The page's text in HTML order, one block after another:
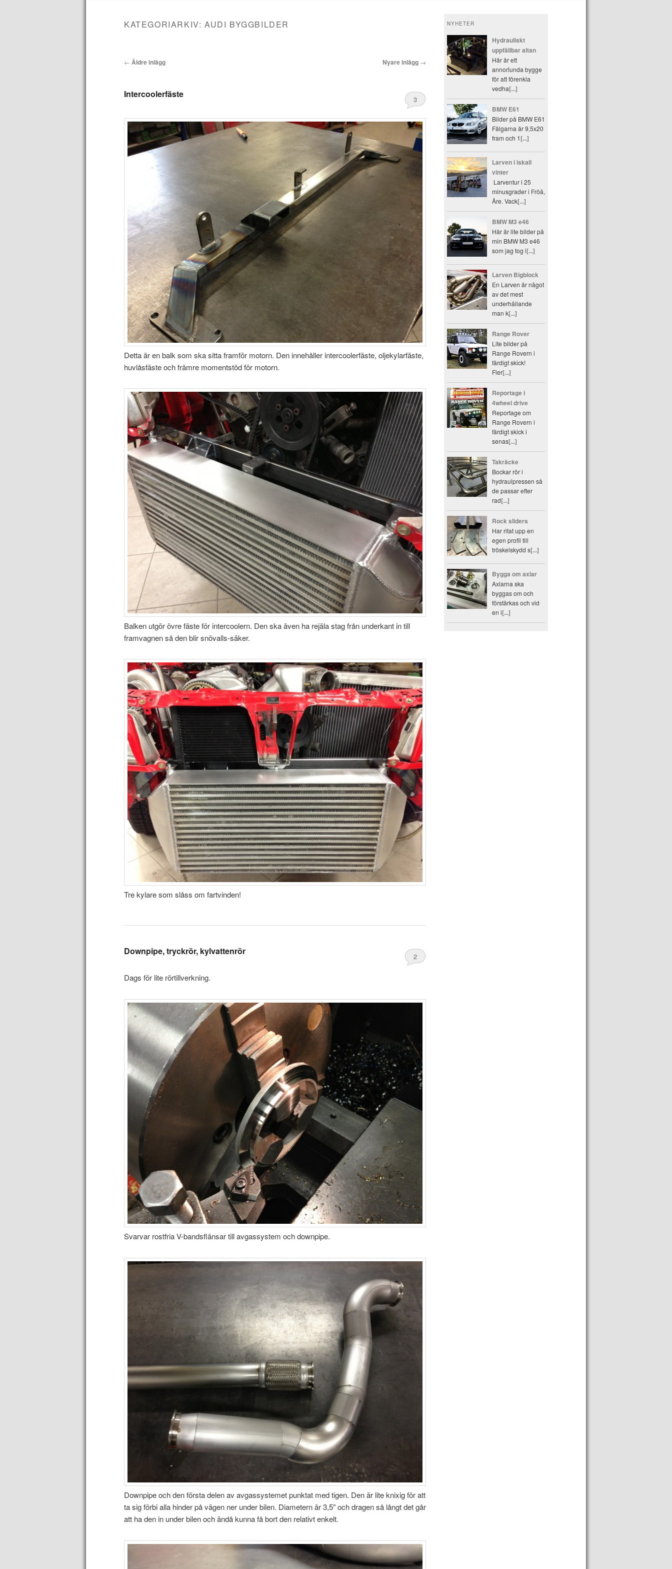
innehåll
KATEGORIARKIV:AUDI BYGGBILDER
Inläggsnavigering
← Äldre inlägg Nyare inlägg →
Intercoolerfäste 3
Detta är en balk som ska sitta framför motorn. Den innehåller intercoolerfäste, oljekylarfäste,
huvlåsfäste och främre momentstöd för motorn.
Balken utgör övre fäste för intercoolern. Den ska även ha rejäla stag från underkant in till
framvagnen så den blir snövalls-säker.
Tre kylare som slåss om fartvinden!
Downpipe, tryckrör, kylvattenrör 2
Dags för lite rörtillverkning.
Svarvar rostfria V-bandsflänsar till avgassystem och downpipe.
Downpipe och den första delen av avgassystemet punktat med tigen. Den är lite knixig för att
ta sig förbi alla hinder på vägen ner under bilen. Diametern är 3,5″ och dragen så långt det går
att ha den in under bilen och ändå kunna få bort den relativt enkelt.
NYHETER
Hydrauliskt
uppfällbar altan
Här är ett
annorlunda bygge
för att förenkla
vedha[...]
BMW E61
Bilder på BMW E61
Fälgarna är 9,5x20
fram och 1[...]
Larven i iskall
vinter
Larventur i 25
minusgrader i Fröå,
Åre. Vack[...]
BMW M3 e46
Här är lite bilder på
min BMW M3 e46
som jag tog i[...]
Larven Bigblock
En Larven är något
av det mest
underhållande
man k[...]
Range Rover
Lite bilder på
Range Rovern i
färdigt skick!
Fler[...]
Reportage i
4wheel drive
Reportage om
Range Rovern i
färdigt skick i
senas[...]
Takräcke
Bockar rör i
hydraulpressen så
de passar efter
rad[...]
Rock sliders
Har ritat upp en
egen profil till
tröskelskydd s[...]
Bygga om axlar
Axlarna ska
byggas om och
förstärkas och vid
en i[...]